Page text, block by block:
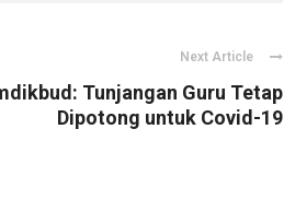
Next Article
Tunjangan Guru Tetap
Dipotong untuk Covid-19